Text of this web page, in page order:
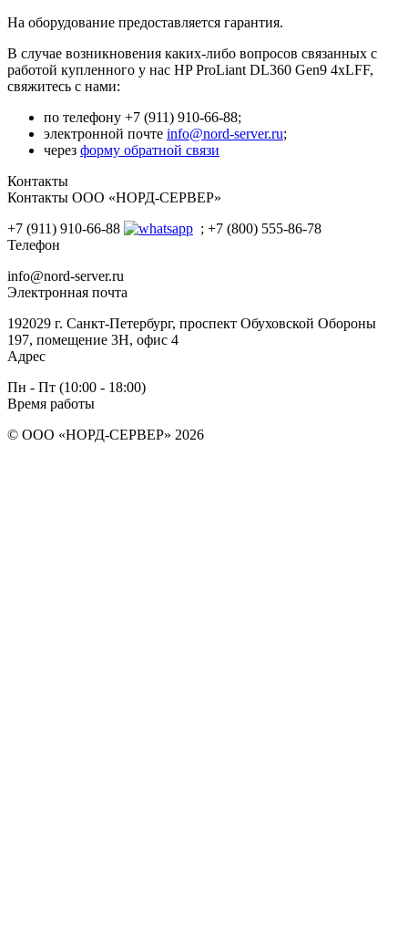
На оборудование предоставляется гарантия.
В случае возникновения каких-либо вопросов связанных с
работой купленного у нас HP ProLiant DL360 Gen9 4xLFF,
свяжитесь с нами:
по телефону +7 (911) 910-66-88;
электронной почте info@nord-server.ru;
через форму обратной связи
Контакты
Контакты ООО «НОРД-СЕРВЕР»
+7 (911) 910-66-88
; +7 (800) 555-86-78
Телефон
info@nord-server.ru
Электронная почта
192029 г. Санкт-Петербург, проспект Обуховской Обороны
197, помещение 3Н, офис 4
Адрес
Пн - Пт (10:00 - 18:00)
Время работы
© ООО «НОРД-СЕРВЕР» 2026